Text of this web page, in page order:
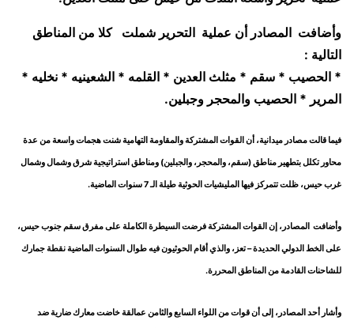
وأضافت المصادر أن عملية التحرير شملت كلا من المناطق
التالية :
* الحصيب * سقم * مثلث العدين * القلمه * الشعينيه * نخليه *
المرير * الحصيب والمحجر وجبلين.
فيما قالت مصادر ميدانية، أن القوات المشتركة والمقاومة التهامية شنت هجمات واسعة من عدة
محاور تكلل بتطهير مناطق (سقم، والمحجر، والجبلين) ومناطق استراتيجية شرق وشمال وشمال
غرب حيس، ظلت تتمركز فيها المليشيات الحوثية طيلة الـ 7 سنوات الماضية.
وأضافت المصادر، إن القوات المشتركة فرضت السيطرة الكاملة على مفرق سقم جنوب حيس،
على الخط الدولي الحديدة – تعز، والذي أقام الحوثيون فيه طوال السنوات الماضية نقطة جمارك
للشاحنات القادمة من المناطق المحررة.
وأشار أحد المصادر، إلى أن قوات من اللواء السابع والثامن عمالقة خاضت معارك ضارية ضد